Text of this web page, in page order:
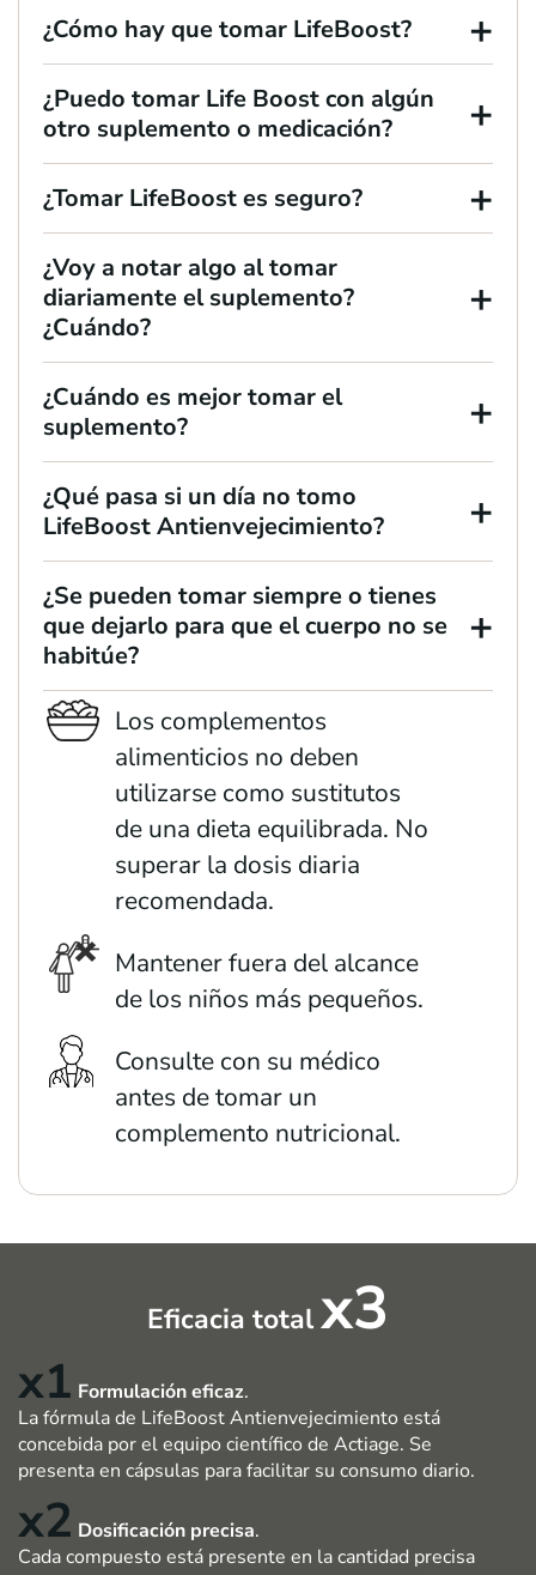
¿Cómo hay que tomar LifeBoost? +
¿Puedo tomar Life Boost con algún
otro suplemento o medicación?
+
¿Tomar LifeBoost es seguro? +
¿Voy a notar algo al tomar
diariamente el suplemento?
¿Cuándo?
+
¿Cuándo es mejor tomar el
suplemento?
+
¿Qué pasa si un día no tomo
LifeBoost Antienvejecimiento?
+
¿Se pueden tomar siempre o tienes
que dejarlo para que el cuerpo no se
habitúe?
+
Los complementos
alimenticios no deben
utilizarse como sustitutos
de una dieta equilibrada. No
superar la dosis diaria
recomendada.
Mantener fuera del alcance
de los niños más pequeños.
Consulte con su médico
antes de tomar un
complemento nutricional.
Eficacia totalx3
x1 Formulación eficaz.
La fórmula de LifeBoost Antienvejecimiento está
concebida por el equipo científico de Actiage. Se
presenta en cápsulas para facilitar su consumo diario.
x2 Dosificación precisa.
Cada compuesto está presente en la cantidad precisa